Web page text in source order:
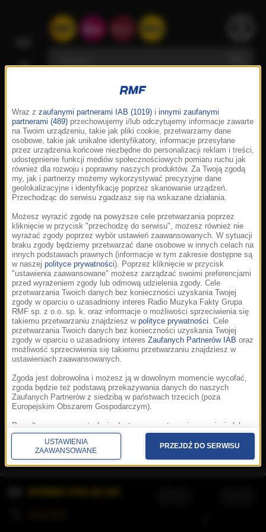
Korzystanie z portalu oznacza akceptację
Prywatność.Aplikacje.© 2026 Radio Muzyka
Fakty Grupa RMF sp. z o.o. sp. k.
Wraz z zaufanymi partnerami IAB (1019) i innymi zaufanymi
partnerami (489) przechowujemy i/lub odczytujemy informacje zawarte
na Twoim urządzeniu, takie jak pliki cookie, przetwarzamy dane
osobowe, takie jak unikalne identyfikatory, informacje przesyłane
przez urządzenia końcowe niezbędne do personalizacji reklam i treści,
udostępnienie funkcji mediów społecznościowych pomiaru ruchu jak
również dla rozwoju i poprawny naszych produktów. Za Twoją zgodą
my, jak i partnerzy możemy wykorzystywać precyzyjne dane
geolokalizacyjne i identyfikację poprzez skanowanie urządzeń.
Przechodząc do serwisu zgadzasz się na wskazane działania.
Możesz wyrazić zgodę na powyższe cele przetwarzania poprzez
kliknięcie w przycisk "przechodzę do serwisu", możesz również nie
wyrażać zgody poprzez wybór ustawień zaawansowanych. W sytuacji
braku zgody będziemy przetwarzać dane osobowe w innych celach na
innych podstawach prawnych (informacje w tym zakresie dostępne są
w naszej polityce prywatności). Poprzez kliknięcie w przycisk
"ustawienia zaawansowane" możesz zarządzać swoimi preferencjami
przed wyrażeniem zgody lub odmową udzielenia zgody. Cele
przetwarzania Twoich danych bez konieczności uzyskania Twojej
zgody w oparciu o uzasadniony interes Radio Muzyka Fakty Grupa
RMF sp. z o.o. sp. k. oraz informacje o możliwości sprzeciwienia się
takiemu przetwarzaniu znajdziesz w polityce prywatności. Cele
przetwarzania Twoich danych bez konieczności uzyskania Twojej
zgody w oparciu o uzasadniony interes Zaufanych Partnerów IAB oraz
możliwość sprzeciwienia się takiemu przetwarzaniu znajdziesz w
ustawieniach zaawansowanych.
Zgoda jest dobrowolna i możesz ją w dowolnym momencie wycofać,
zgoda będzie też podstawą przekazywania danych do naszych
Zaufanych Partnerów z siedzibą w państwach trzecich (poza
Europejskim Obszarem Gospodarczym).
Ponadto masz prawo żądania dostępu, sprostowania, usunięcia lub
ograniczenia przetwarzania danych, a także złożenia skargi do
Prezesa Urzędu Ochrony Danych Osobowych. W polityce prywatności
znajdziesz informacje jak wykonać swoje prawa. Szczegółowe
informacje na temat przetwarzania Twoich danych znajdują się w
USTAWIENIA
ZAAWANSOWANE
PRZEJDŹ DO SERWISU